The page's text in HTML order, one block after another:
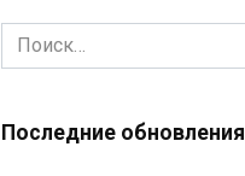
Search
for:
Последние обновления